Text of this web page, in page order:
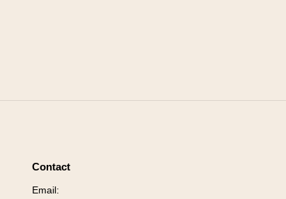
Contact
Email: